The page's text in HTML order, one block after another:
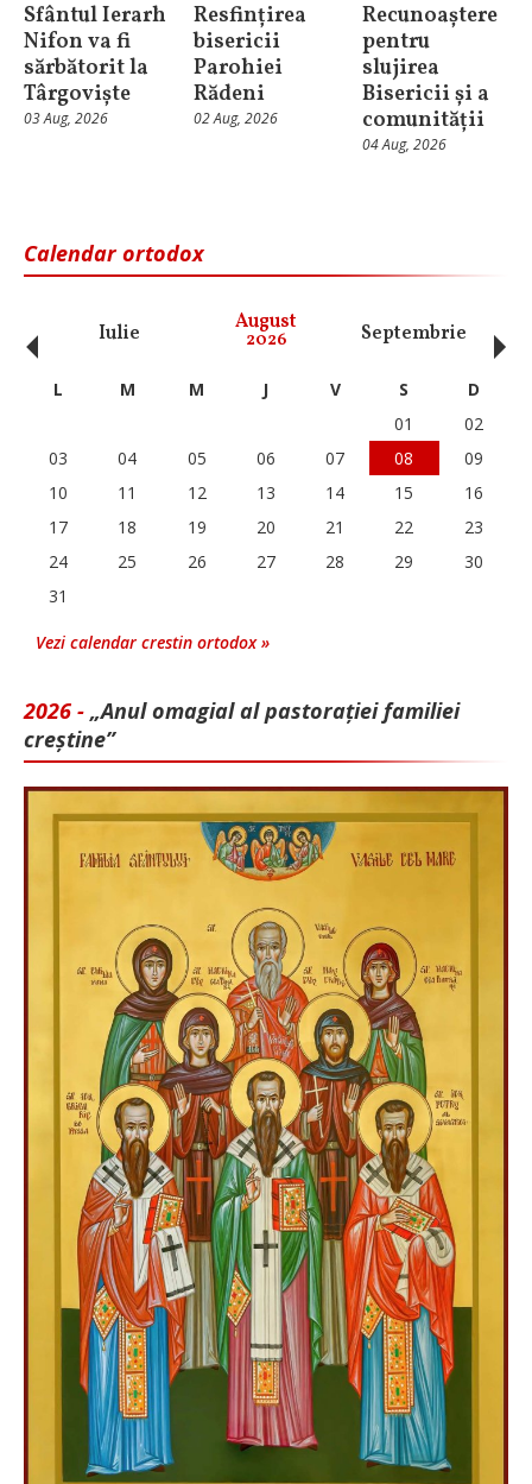
Sfântul Ierarh
Nifon va fi
sărbătorit la
Târgoviște
03 Aug, 2026
Resfințirea
bisericii
Parohiei
Rădeni
02 Aug, 2026
Recunoaștere
pentru
slujirea
Bisericii și a
comunității
04 Aug, 2026
Calendar ortodox
Iulie August
2026 Septembrie
‹ L M M J V S
D
01
02
03
04 05 06 07 08
09
10
11 12 13 14 15
16
17
18 19 20 21 22
23
24
25 26 27 28 29
30
31
Vezi calendar crestin ortodox »
2026 - „Anul omagial al pastorației familiei
creștine”